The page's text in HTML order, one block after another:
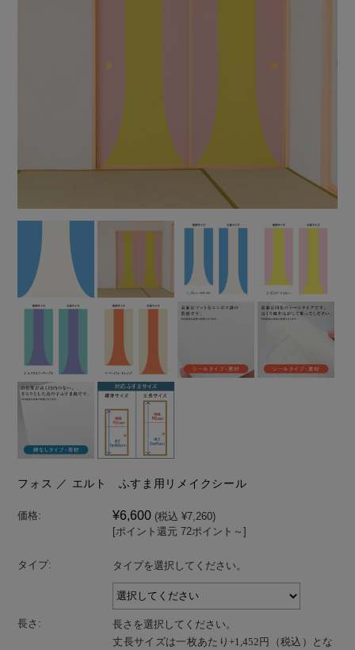
フォス ／ エルト ふすま用リメイクシール
価格: ¥6,600 (税込 ¥7,260)
[ポイント還元 72ポイント～]
タイプ: タイプを選択してください。
長さ:
長さを選択してください。
丈長サイズは一枚あたり+1,452円（税込）とな